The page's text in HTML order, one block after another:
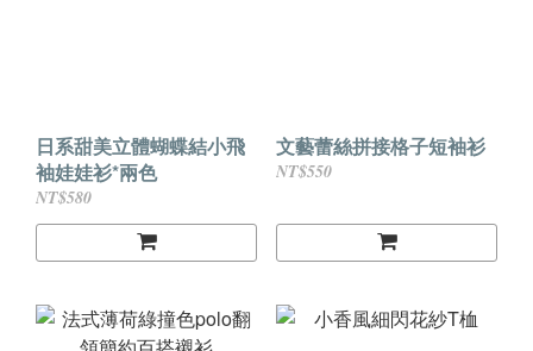
日系甜美立體蝴蝶結小飛
袖娃娃衫*兩色
NT$580
文藝蕾絲拼接格子短袖衫
NT$550